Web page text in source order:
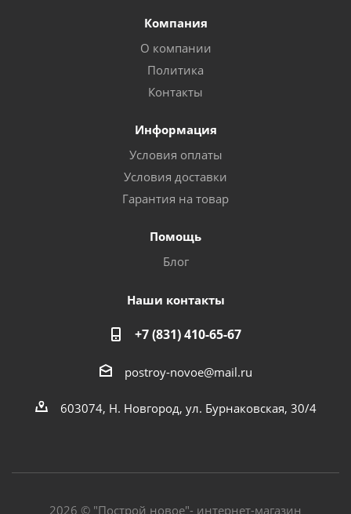
Компания
О компании
Политика
Контакты
Информация
Условия оплаты
Условия доставки
Гарантия на товар
Помощь
Блог
Наши контакты
+7 (831) 410-65-67
postroy-novoe@mail.ru
603074, Н. Новгород, ул. Бурнаковская, 30/4
2026 © "Построй новое"- интернет-магазин